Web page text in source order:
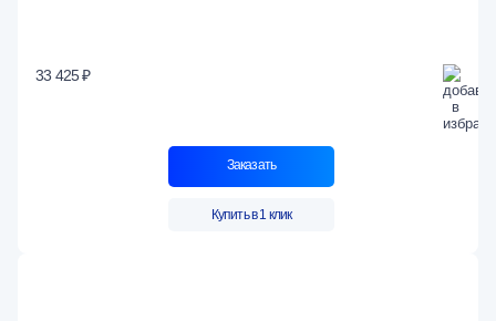
33 425 ₽
Заказать
Купить в 1 клик